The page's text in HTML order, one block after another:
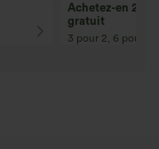
Achetez-en 2,
gratuit
3 pour 2, 6 pour 4,